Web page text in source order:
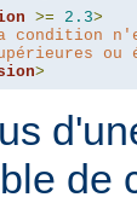
>= 2.3>
condition
ou
>
de